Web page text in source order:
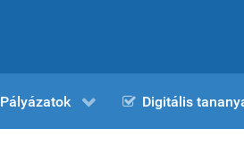
Pályázatok Digitális